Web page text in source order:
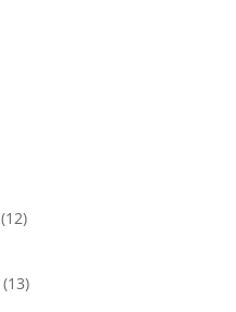
(12)
(13)